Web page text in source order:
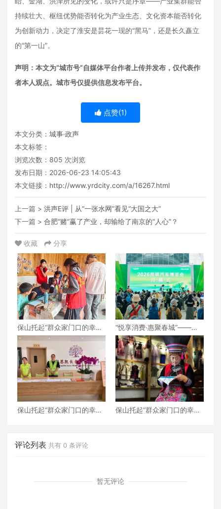
持续壮大、枢纽优势能否转化为产业生态、文化资本能否转化
为创新动力，决定了淮安是昙花一现的“黑马”，还是长久矗立
的“第一山”。
声明：本文为“城市号”自媒体平台作者上传并发布，仅代表作
者本人观点。城市号仅提供信息发布平台。
点赞(1)
本文分类： 城事·政声
本文标签：
浏览次数： 805 次浏览
发布日期：2026-06-23 14:05:43
本文链接： http://www.yrdcity.com/a/16267.html
上一篇 > 洪声E评 | 从“一张水网”看见“大国之大”
下一篇 > 合肥“赌”赢了产业，却输给了南京的“人心”？
收藏 分享
保山托起“群众家门口的幸
福”（6）‖腾冲猴桥镇：家门
口的“火塘会”，激活边疆治
理“神经末梢”
“悦享消费·惠聚春城”——
2026昆明汽车博览会盛大开
幕
保山托起“群众家门口的幸
保山托起“群众家门口的幸
评论列表 共有 0 条评论
暂无评论